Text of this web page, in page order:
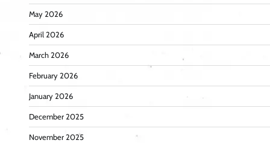
May 2026
April 2026
March 2026
February 2026
January 2026
December 2025
November 2025